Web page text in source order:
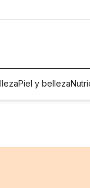
Piel y belleza